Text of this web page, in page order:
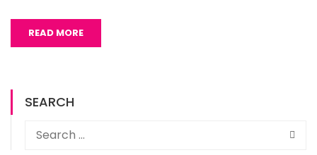
READ MORE
SEARCH